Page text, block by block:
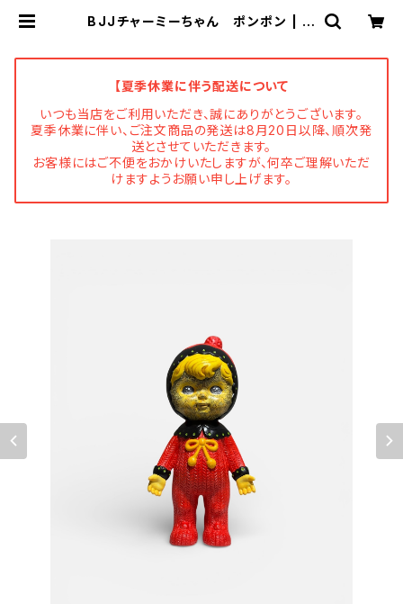
BJJチャーミーちゃん ポンポン | Fl
【夏季休業に伴う配送について
いつも当店をご利用いただき、誠にありがとうございます。
夏季休業に伴い、ご注文商品の発送は8月20日以降、順次発
送とさせていただきます。
お客様にはご不便をおかけいたしますが、何卒ご理解いただ
けますようお願い申し上げます。